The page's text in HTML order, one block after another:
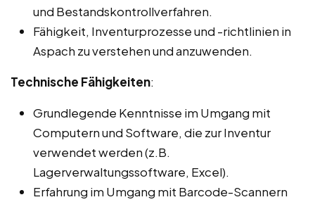
und Bestandskontrollverfahren.
Fähigkeit, Inventurprozesse und -richtlinien in
Aspach zu verstehen und anzuwenden.
Technische Fähigkeiten:
Grundlegende Kenntnisse im Umgang mit
Computern und Software, die zur Inventur
verwendet werden (z.B.
Lagerverwaltungssoftware, Excel).
Erfahrung im Umgang mit Barcode-Scannern